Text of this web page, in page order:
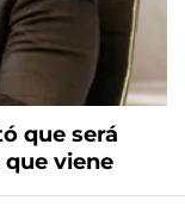
que será
viene